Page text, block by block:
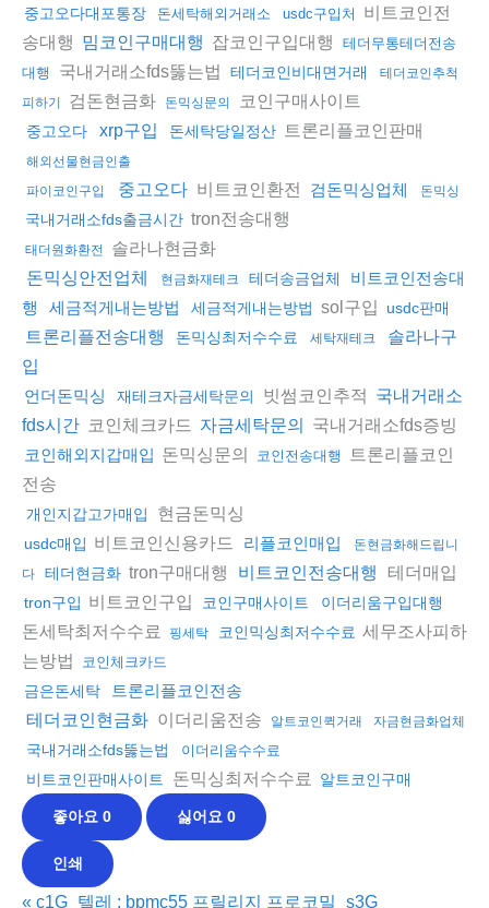
중고오다대포통장 돈세탁해외거래소 usdc구입처
비트코인전
송대행 밈코인구매대행 잡코인구입대행
테더무통테더전송
대행
국내거래소fds뚫는법 테더코인비대면거래
테더코인추척
피하기
검돈현금화 돈믹싱문의 코인구매사이트
중고오다 xrp구입 돈세탁당일정산 트론리플코인판매
해외선물현금인출
파이코인구입
중고오다 비트코인환전 검돈믹싱업체 돈믹싱
국내거래소fds출금시간 tron전송대행
태더원화환전 솔라나현금화
돈믹싱안전업체 현금화재테크 테더송금업체
비트코인전송대
행
세금적게내는방법 세금적게내는방법 sol구입 usdc판매
트론리플전송대행 돈믹싱최저수수료 세탁재테크
솔라나구
입
언더돈믹싱
재테크자금세탁문의 빗썸코인추적 국내거래소
fds시간 코인체크카드 자금세탁문의 국내거래소fds증빙
코인해외지갑매입 돈믹싱문의 코인전송대행
트론리플코인
전송
개인지갑고가매입 현금돈믹싱
usdc매입 비트코인신용카드 리플코인매입
돈현금화해드립니
다
테더현금화 tron구매대행 비트코인전송대행 테더매입
tron구입 비트코인구입 코인구매사이트 이더리움구입대행
돈세탁최저수수료 핑세탁 코인믹싱최저수수료 세무조사피하
는방법
코인체크카드
금은돈세탁
트론리플코인전송
테더코인현금화 이더리움전송 알트코인퀵거래 자금현금화업체
국내거래소fds뚫는법 이더리움수수료
비트코인판매사이트 돈믹싱최저수수료 알트코인구매
좋아요 0 싫어요 0
인쇄
« c1G_텔레 : bpmc55 프릴리지 프로코밀_s3G